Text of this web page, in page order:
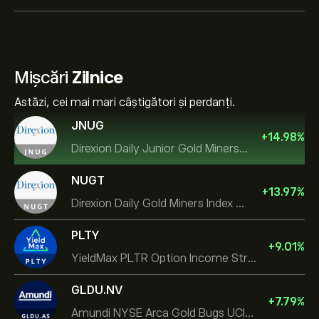
Mișcări Zilnice
Astăzi, cei mai mari câștigători și perdanți.
JNUG
Direxion Daily Junior Gold Miners Index Bull 2X ETF
+14.98%
NUGT
Direxion Daily Gold Miners Index Bull 2X ETF
+13.97%
PLTY
YieldMax PLTR Option Income Strategy ETF
+9.01%
GLDU.NV
Amundi NYSE Arca Gold Bugs UCITS ETF Dist
+7.79%